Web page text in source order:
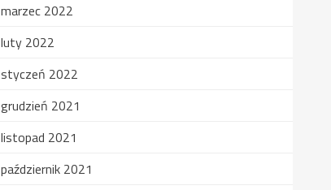
marzec 2022
luty 2022
styczeń 2022
grudzień 2021
listopad 2021
październik 2021